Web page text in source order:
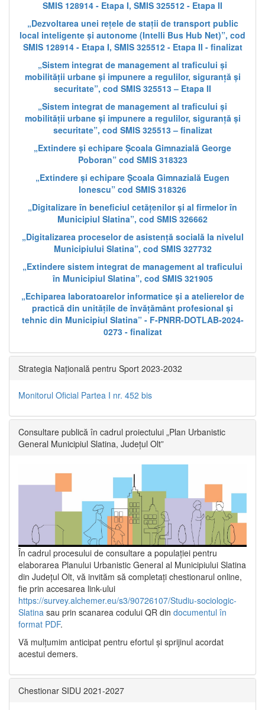
SMIS 128914 - Etapa I, SMIS 325512 - Etapa II
„Dezvoltarea unei rețele de stații de transport public
local inteligente și autonome (Intelli Bus Hub Net)”, cod
SMIS 128914 - Etapa I, SMIS 325512 - Etapa II - finalizat
„Sistem integrat de management al traficului și
mobilității urbane și impunere a regulilor, siguranță și
securitate”, cod SMIS 325513 – Etapa II
„Sistem integrat de management al traficului și
mobilității urbane și impunere a regulilor, siguranță și
securitate”, cod SMIS 325513 – finalizat
„Extindere și echipare Școala Gimnazială George
Poboran” cod SMIS 318323
„Extindere și echipare Școala Gimnazială Eugen
Ionescu” cod SMIS 318326
„Digitalizare în beneficiul cetățenilor și al firmelor în
Municipiul Slatina”, cod SMIS 326662
„Digitalizarea proceselor de asistență socială la nivelul
Municipiului Slatina”, cod SMIS 327732
„Extindere sistem integrat de management al traficului
în Municipiul Slatina”, cod SMIS 321905
„Echiparea laboratoarelor informatice și a atelierelor de
practică din unitățile de învățământ profesional și
tehnic din Municipiul Slatina” - F-PNRR-DOTLAB-2024-
0273 - finalizat
Strategia Națională pentru Sport 2023-2032
Monitorul Oficial Partea I nr. 452 bis
Consultare publică în cadrul proiectului „Plan Urbanistic
General Municipiul Slatina, Județul Olt”
În cadrul procesului de consultare a populaţiei pentru
elaborarea Planului Urbanistic General al Municipiului Slatina
din Județul Olt, vă invităm să completați chestionarul online,
fie prin accesarea link-ului
https://survey.alchemer.eu/s3/90726107/Studiu-sociologic-
Slatina sau prin scanarea codului QR din documentul în
format PDF.
Vă mulţumim anticipat pentru efortul şi sprijinul acordat
acestui demers.
Chestionar SIDU 2021-2027